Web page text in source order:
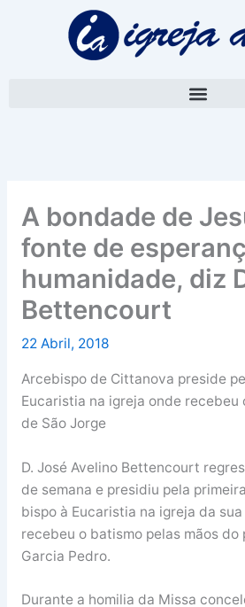
A bondade de
fonte de
humanidade, diz
Bettencourt
22 Abril, 2018
Arcebispo de Cittanova preside
Eucaristia na igreja onde recebeu
de São Jorge
D. José Avelino Bettencourt
de semana e presidiu pela
bispo à Eucaristia na igreja da
recebeu o batismo pelas mãos do
Garcia Pedro.
Durante a homilia da Missa